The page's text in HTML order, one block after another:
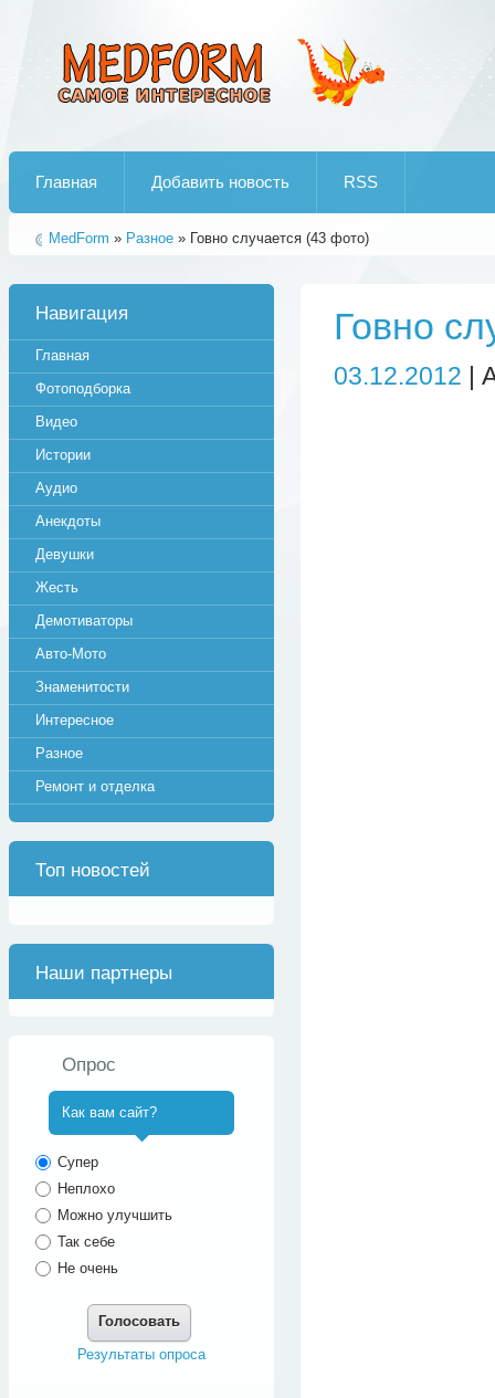
Главная Добавить новость RSS
MedForm » Разное » Говно случается (43 фото)
Говно
03.12.2012 |
Навигация
Главная
Фотоподборка
Видео
Истории
Аудио
Анекдоты
Девушки
Жесть
Демотиваторы
Авто-Мото
Знаменитости
Интересное
Разное
Ремонт и отделка
Топ новостей
Наши партнеры
Опрос
Как вам сайт?
Супер
Неплохо
Можно улучшить
Так себе
Не очень
Голосовать
Результаты опроса